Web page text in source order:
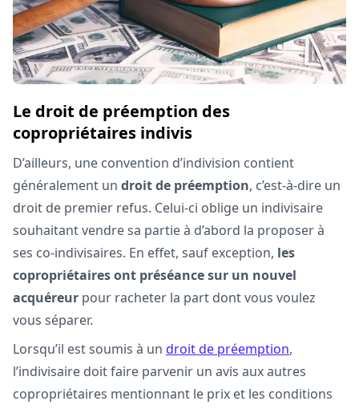
Le droit de préemption des
copropriétaires indivis
D’ailleurs, une convention d’indivision contient
généralement un droit de préemption, c’est-à-dire un
droit de premier refus. Celui-ci oblige un indivisaire
souhaitant vendre sa partie à d’abord la proposer à
ses co-indivisaires. En effet, sauf exception, les
copropriétaires ont préséance sur un nouvel
acquéreur pour racheter la part dont vous voulez
vous séparer.
Lorsqu’il est soumis à un droit de préemption,
l’indivisaire doit faire parvenir un avis aux autres
copropriétaires mentionnant le prix et les conditions